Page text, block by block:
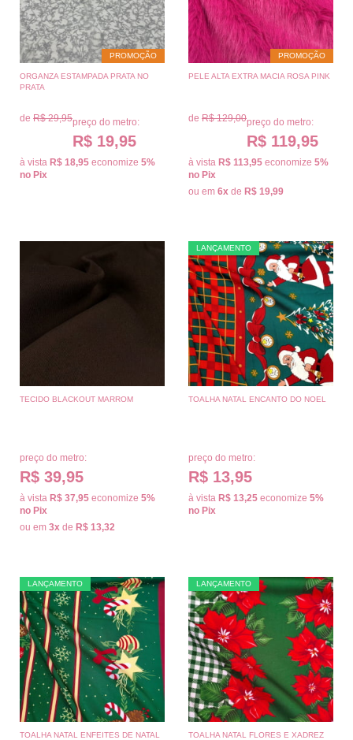
PROMOÇÃO
ORGANZA ESTAMPADA PRATA NO
PRATA
de R$ 29,95preço do metro:
R$ 19,95
à vista R$ 18,95 economize 5%
no Pix
PROMOÇÃO
PELE ALTA EXTRA MACIA ROSA PINK
de R$ 129,00preço do metro:
R$ 119,95
à vista R$ 113,95 economize 5%
no Pix
ou em 6x de R$ 19,99
TECIDO BLACKOUT MARROM
preço do metro:
R$ 39,95
à vista R$ 37,95 economize 5%
no Pix
ou em 3x de R$ 13,32
LANÇAMENTO
TOALHA NATAL ENCANTO DO NOEL
preço do metro:
R$ 13,95
à vista R$ 13,25 economize 5%
no Pix
LANÇAMENTO
TOALHA NATAL ENFEITES DE NATAL
LANÇAMENTO
TOALHA NATAL FLORES E XADREZ